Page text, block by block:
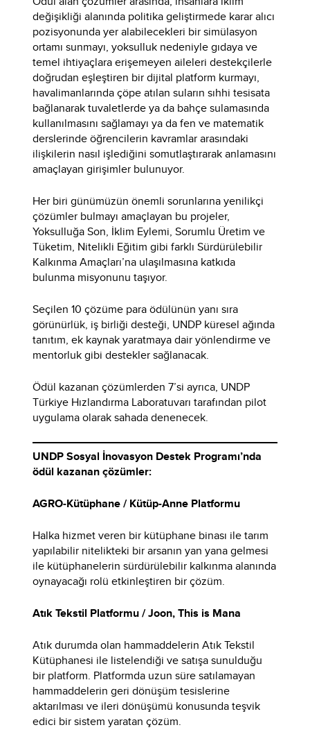
değişikliği alanında politika geliştirmede karar alıcı
pozisyonunda yer alabilecekleri bir simülasyon
ortamı sunmayı, yoksulluk nedeniyle gıdaya ve
temel ihtiyaçlara erişemeyen aileleri destekçilerle
doğrudan eşleştiren bir dijital platform kurmayı,
havalimanlarında çöpe atılan suların sıhhi tesisata
bağlanarak tuvaletlerde ya da bahçe sulamasında
kullanılmasını sağlamayı ya da fen ve matematik
derslerinde öğrencilerin kavramlar arasındaki
ilişkilerin nasıl işlediğini somutlaştırarak anlamasını
amaçlayan girişimler bulunuyor.
Her biri günümüzün önemli sorunlarına yenilikçi
çözümler bulmayı amaçlayan bu projeler,
Yoksulluğa Son, İklim Eylemi, Sorumlu Üretim ve
Tüketim, Nitelikli Eğitim gibi farklı Sürdürülebilir
Kalkınma Amaçları’na ulaşılmasına katkıda
bulunma misyonunu taşıyor.
Seçilen 10 çözüme para ödülünün yanı sıra
görünürlük, iş birliği desteği, UNDP küresel ağında
tanıtım, ek kaynak yaratmaya dair yönlendirme ve
mentorluk gibi destekler sağlanacak.
Ödül kazanan çözümlerden 7’si ayrıca, UNDP
Türkiye Hızlandırma Laboratuvarı tarafından pilot
uygulama olarak sahada denenecek.
UNDP Sosyal İnovasyon Destek Programı’nda
ödül kazanan çözümler:
AGRO-Kütüphane / Kütüp-Anne Platformu
Halka hizmet veren bir kütüphane binası ile tarım
yapılabilir nitelikteki bir arsanın yan yana gelmesi
ile kütüphanelerin sürdürülebilir kalkınma alanında
oynayacağı rolü etkinleştiren bir çözüm.
Atık Tekstil Platformu / Joon, This is Mana
Atık durumda olan hammaddelerin Atık Tekstil
Kütüphanesi ile listelendiği ve satışa sunulduğu
bir platform. Platformda uzun süre satılamayan
hammaddelerin geri dönüşüm tesislerine
aktarılması ve ileri dönüşümü konusunda teşvik
edici bir sistem yaratan çözüm.